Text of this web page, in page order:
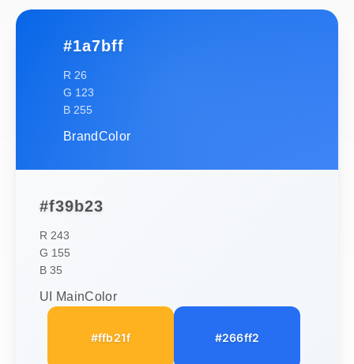
#1a7bff
R 26
G 123
B 255
BrandColor
#f39b23
R 243
G 155
B 35
UI MainColor
#ffb21f #266ff2